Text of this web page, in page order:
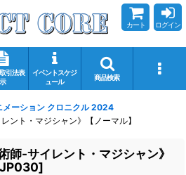
カート ログイン
引法表
示
イベントスケジ
ュール
商品検索
メーション クロニクル 2024
ント・マジシャン》【ノーマル】
師-サイレント・マジシャン》
]